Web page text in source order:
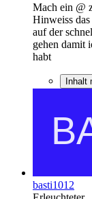
Mach ein @
Hinweiss
auf der
gehen damit
habt
Inhalt
basti1012